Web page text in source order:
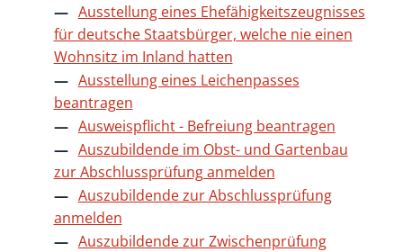
Ausstellung eines Ehefähigkeitszeugnisses
für deutsche Staatsbürger, welche nie einen
Wohnsitz im Inland hatten
Ausstellung eines Leichenpasses
beantragen
Ausweispflicht - Befreiung beantragen
Auszubildende im Obst- und Gartenbau
zur Abschlussprüfung anmelden
Auszubildende zur Abschlussprüfung
anmelden
Auszubildende zur Zwischenprüfung